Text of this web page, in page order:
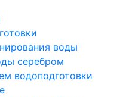
воды
серебром
водоподготовки